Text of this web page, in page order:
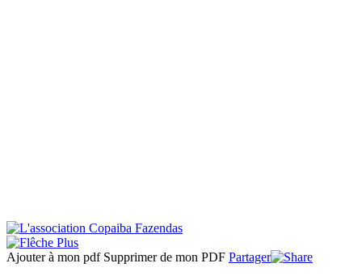
Ajouter à mon pdf Supprimer de mon PDF Partager